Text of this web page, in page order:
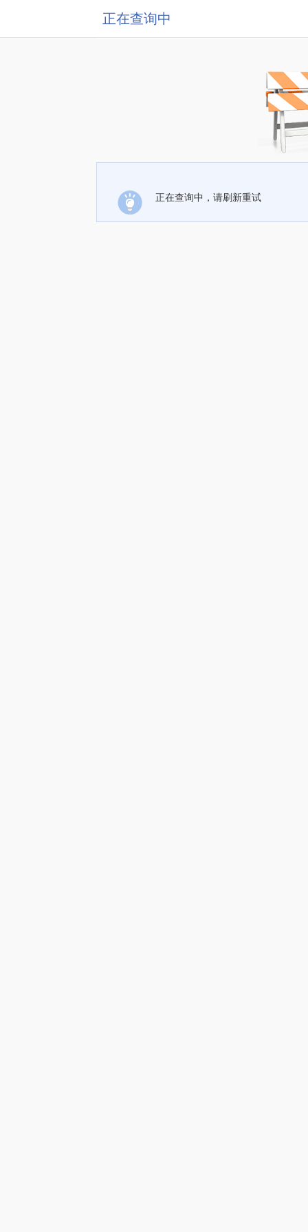
正在查询中
正在查询中，请刷新重试